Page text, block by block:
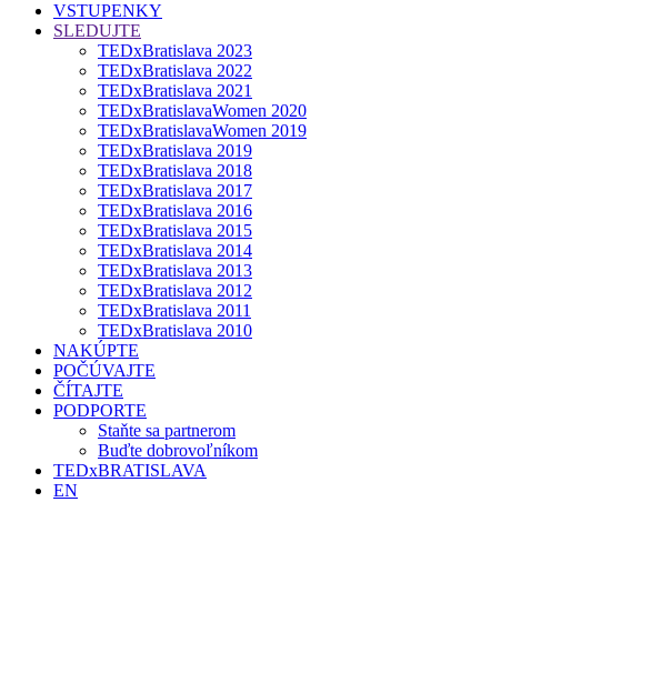
VSTUPENKY
SLEDUJTE
TEDxBratislava 2023
TEDxBratislava 2022
TEDxBratislava 2021
TEDxBratislavaWomen 2020
TEDxBratislavaWomen 2019
TEDxBratislava 2019
TEDxBratislava 2018
TEDxBratislava 2017
TEDxBratislava 2016
TEDxBratislava 2015
TEDxBratislava 2014
TEDxBratislava 2013
TEDxBratislava 2012
TEDxBratislava 2011
TEDxBratislava 2010
NAKÚPTE
POČÚVAJTE
ČÍTAJTE
PODPORTE
Staňte sa partnerom
Buďte dobrovoľníkom
TEDxBRATISLAVA
EN